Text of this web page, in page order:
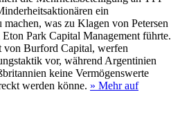
ein
machen, was zu Klagen von Petersen
Park Capital Management führte.
von Burford Capital, werfen
vor, während Argentinien
keine Vermögenswerte
werden könne. » Mehr auf